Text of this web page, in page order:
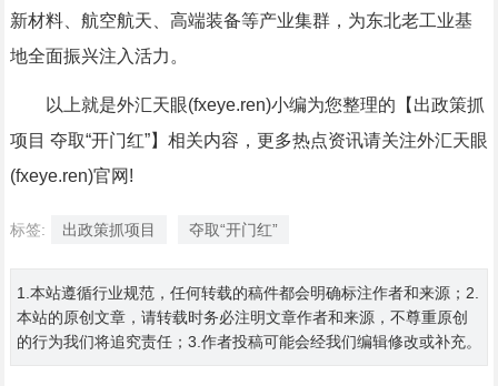
新材料、航空航天、高端装备等产业集群，为东北老工业基
地全面振兴注入活力。
以上就是外汇天眼(fxeye.ren)小编为您整理的【出政策抓
项目 夺取“开门红”】相关内容，更多热点资讯请关注外汇天眼
(fxeye.ren)官网!
标签: 出政策抓项目 夺取“开门红”
1.本站遵循行业规范，任何转载的稿件都会明确标注作者和来源；2.
本站的原创文章，请转载时务必注明文章作者和来源，不尊重原创
的行为我们将追究责任；3.作者投稿可能会经我们编辑修改或补充。